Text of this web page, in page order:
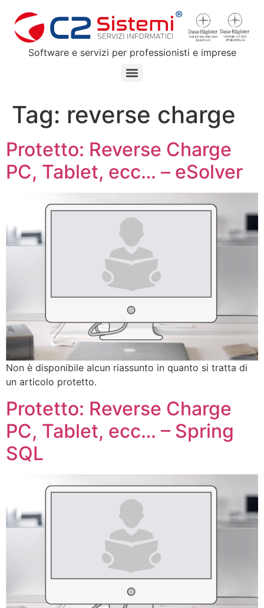
Software e servizi per professionisti e imprese
Tag: reverse charge
Protetto: Reverse Charge
PC, Tablet, ecc… – eSolver
Non è disponibile alcun riassunto in quanto si tratta di
un articolo protetto.
Protetto: Reverse Charge
PC, Tablet, ecc… – Spring
SQL